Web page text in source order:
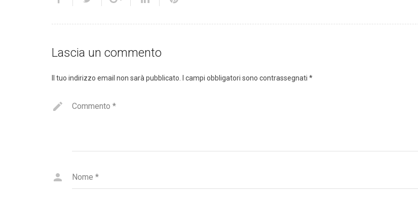
Lascia un commento
Il tuo indirizzo email non sarà pubblicato. I campi obbligatori sono contrassegnati *
Commento *
Nome *